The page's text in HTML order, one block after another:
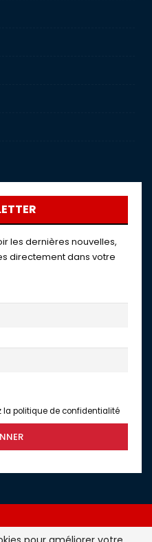
les dernières nouvelles,
directement dans votre
la politique de confidentialité